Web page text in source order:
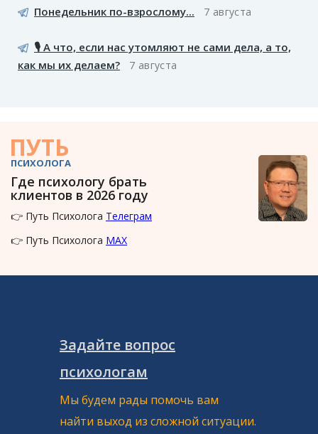
Понедельник по-взрослому... 7 августа
🎙️ А что, если нас утомляют не сами дела, а то,
как мы их делаем?
7 августа
ПУТЬ
ПСИХОЛОГА
Где психологу брать
клиентов в 2026 году
👉 Путь Психолога Телеграм
👉 Путь Психолога MAX
Задайте вопрос
психологам
Мы будем рады помочь вам
найти выход из сложной ситуации.